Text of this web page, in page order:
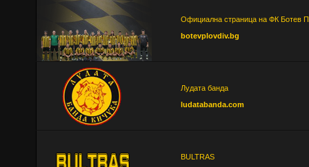
Официална страница на ФК Ботев
botevplovdiv.bg
Лудата банда
ludatabanda.com
BULTRAS